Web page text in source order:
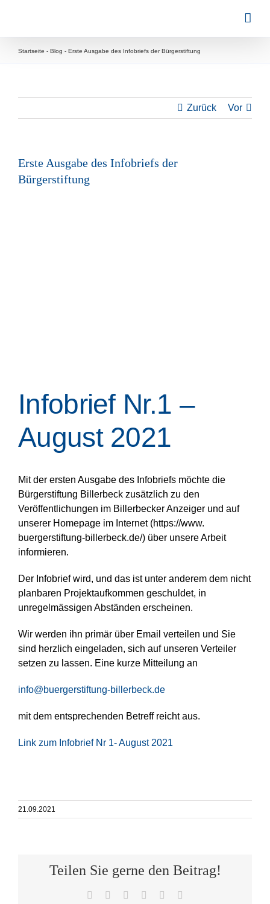
springen
Startseite - Blog - Erste Ausgabe des Infobriefs der Bürgerstiftung
Zurück Vor
Erste Ausgabe des Infobriefs der
Bürgerstiftung
Infobrief Nr.1 –
August 2021
Mit der ersten Ausgabe des Infobriefs möchte die
Bürgerstiftung Billerbeck zusätzlich zu den
Veröffentlichungen im Billerbecker Anzeiger und auf
unserer Homepage im Internet (https://www.
buergerstiftung-billerbeck.de/) über unsere Arbeit
informieren.
Der Infobrief wird, und das ist unter anderem dem nicht
planbaren Projektaufkommen geschuldet, in
unregelmässigen Abständen erscheinen.
Wir werden ihn primär über Email verteilen und Sie
sind herzlich eingeladen, sich auf unseren Verteiler
setzen zu lassen. Eine kurze Mitteilung an
info@buergerstiftung-billerbeck.de
mit dem entsprechenden Betreff reicht aus.
Link zum Infobrief Nr 1- August 2021
21.09.2021
Teilen Sie gerne den Beitrag!
Facebook WhatsAppTelegramPinterest